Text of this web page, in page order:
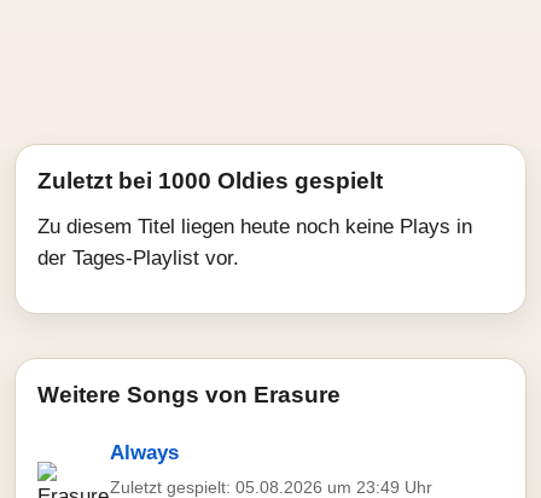
Zuletzt bei 1000 Oldies gespielt
Zu diesem Titel liegen heute noch keine Plays in
der Tages-Playlist vor.
Weitere Songs von Erasure
Always
Zuletzt gespielt: 05.08.2026 um 23:49 Uhr